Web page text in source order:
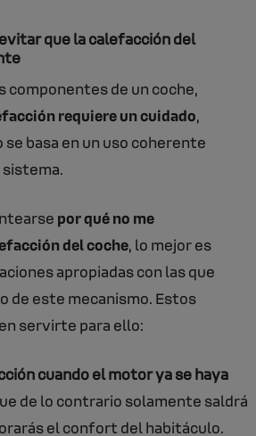
que la calefacción del
componentes de un coche,
requiere un cuidado,
basa en un uso coherente
por qué no me
del coche, lo mejor es
apropiadas con las que
de este mecanismo. Estos
servirte para ello:
cuando el motor ya se haya
de lo contrario solamente saldrá
el confort del habitáculo.